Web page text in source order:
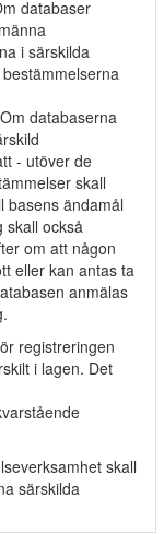
databaser
i särskilda
databaserna
- utöver de
skall
basens ändamål
skall också
om att någon
eller kan antas ta
anmälas
registreringen
i lagen. Det
skall
särskilda